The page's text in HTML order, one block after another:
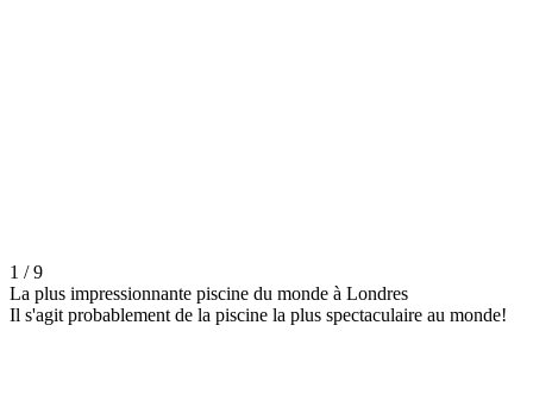
1 / 9
La plus impressionnante piscine du monde à Londres
Il s'agit probablement de la piscine la plus spectaculaire au monde!